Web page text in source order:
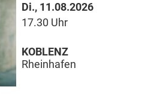
Di., 11.08.2026
17.30 Uhr
KOBLENZ
Rheinhafen